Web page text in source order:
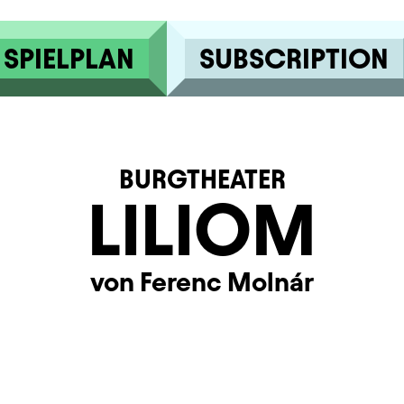
SPIELPLAN SUBSCRIPTION
LILIOM
BURGTHEATER
von Ferenc Molnár